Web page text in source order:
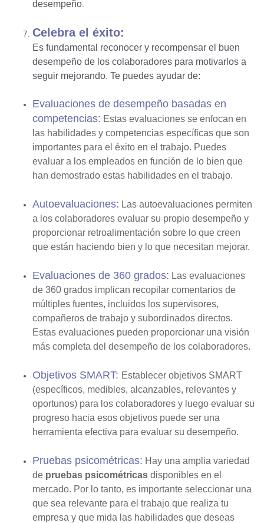
desempeño.
Celebra el éxito:
Es fundamental reconocer y recompensar el buen
desempeño de los colaboradores para motivarlos a
seguir mejorando. Te puedes ayudar de:
Evaluaciones de desempeño basadas en
competencias: Estas evaluaciones se enfocan en
las habilidades y competencias específicas que son
importantes para el éxito en el trabajo. Puedes
evaluar a los empleados en función de lo bien que
han demostrado estas habilidades en el trabajo.
Autoevaluaciones: Las autoevaluaciones permiten
a los colaboradores evaluar su propio desempeño y
proporcionar retroalimentación sobre lo que creen
que están haciendo bien y lo que necesitan mejorar.
Evaluaciones de 360 grados: Las evaluaciones
de 360 grados implican recopilar comentarios de
múltiples fuentes, incluidos los supervisores,
compañeros de trabajo y subordinados directos.
Estas evaluaciones pueden proporcionar una visión
más completa del desempeño de los colaboradores.
Objetivos SMART: Establecer objetivos SMART
(específicos, medibles, alcanzables, relevantes y
oportunos) para los colaboradores y luego evaluar su
progreso hacia esos objetivos puede ser una
herramienta efectiva para evaluar su desempeño.
Pruebas psicométricas: Hay una amplia variedad
de pruebas psicométricas disponibles en el
mercado. Por lo tanto, es importante seleccionar una
que sea relevante para el trabajo que realiza tu
empresa y que mida las habilidades que deseas